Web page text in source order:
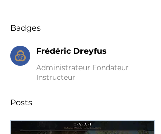
Badges
Frédéric Dreyfus
Administrateur Fondateur
Instructeur
Posts